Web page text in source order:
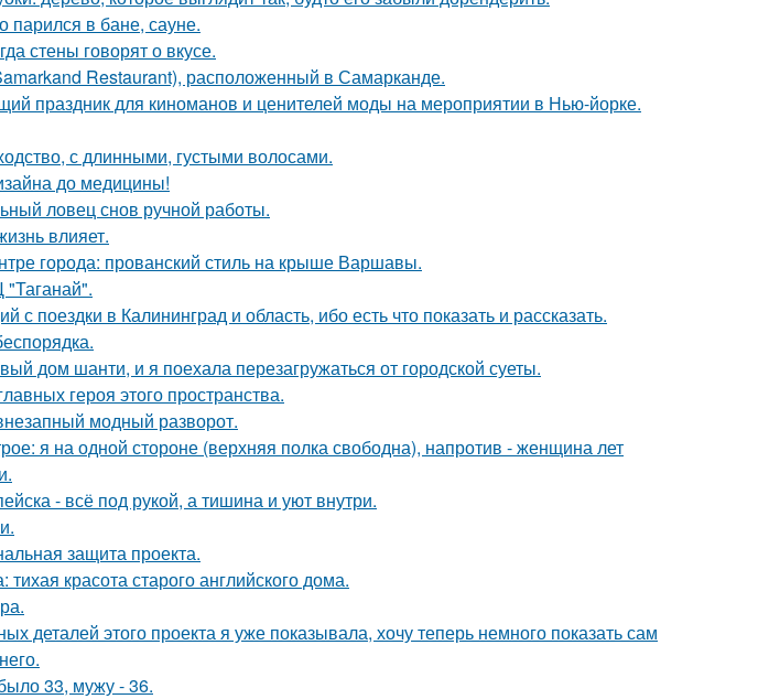
парился в бане, сауне.
стены говорят о вкусе.
Restaurant), расположенный в Самарканде.
праздник для киноманов и ценителей моды на мероприятии в Нью-йорке.
с длинными, густыми волосами.
до медицины!
ловец снов ручной работы.
влияет.
города: прованский стиль на крыше Варшавы.
с поездки в Калининград и область, ибо есть что показать и рассказать.
дом шанти, и я поехала перезагружаться от городской суеты.
героя этого пространства.
модный разворот.
я на одной стороне (верхняя полка свободна), напротив - женщина лет
- всё под рукой, а тишина и уют внутри.
защита проекта.
красота старого английского дома.
деталей этого проекта я уже показывала, хочу теперь немного показать сам
33, мужу - 36.